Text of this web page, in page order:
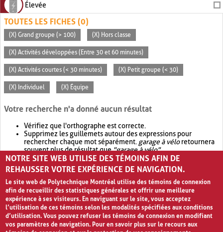
Élevée
TOUTES LES FICHES (0)
(X) Grand groupe (> 100) (X) Hors classe
(X) Activités développées (Entre 30 et 60 minutes)
(X) Activités courtes (< 30 minutes) (X) Petit groupe (< 30)
(X) Individuel (X) Équipe
Votre recherche n'a donné aucun résultat
Vérifiez que l'orthographe est correcte.
Supprimez les guillemets autour des expressions pour
rechercher chaque mot séparément. garage à véloretournera
souvent plus de résultat que"garage à vélo".
Envisagez d'élargir votre recherche avec OR.garage OR vélo
retournera souvent plus de résultat quegarage à vélo
NOTRE SITE WEB UTILISE DES TÉMOINS AFIN DE
REHAUSSER VOTRE EXPÉRIENCE DE NAVIGATION.
Le site web de Polytechnique Montréal utilise des témoins de connexion
afin de recueillir des statistiques générales et offrir une meilleure
expérience à ses visiteurs. En naviguant sur le site, vous acceptez
l’utilisation de ces témoins selon les modalités spécifiées aux conditions
d’utilisation. Vous pouvez refuser les témoins de connexion en modifiant
vos paramètres de navigation. Pour en savoir plus sur le recours aux